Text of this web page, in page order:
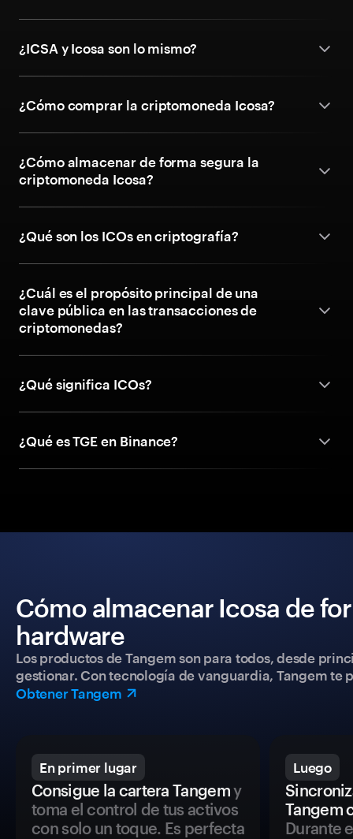
¿ICSA y Icosa son lo mismo?
¿Cómo comprar la criptomoneda Icosa?
¿Cómo almacenar de forma segura la
criptomoneda Icosa?
¿Qué son los ICOs en criptografía?
¿Cuál es el propósito principal de una
clave pública en las transacciones de
criptomonedas?
¿Qué significa ICOs?
¿Qué es TGE en Binance?
Cómo almacenar Icosa de
hardware
Los productos de Tangem son para todos, desde
gestionar. Con tecnología de vanguardia, Tangem
Obtener Tangem
En primer lugar
Consigue la cartera Tangemy
toma el control de tus activos
con solo un toque. Es perfecta
Luego
Tangem
Durante